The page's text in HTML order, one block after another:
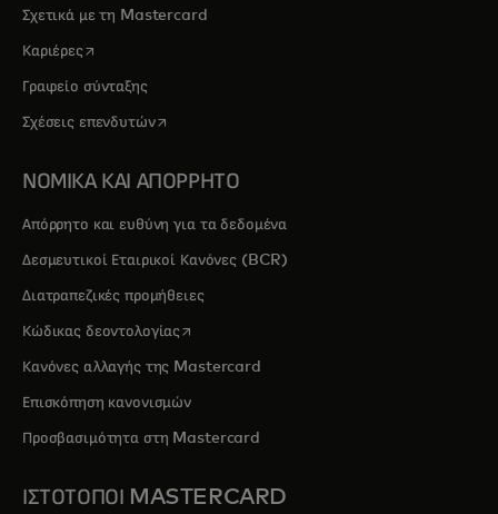
Σχετικά με τη Mastercard
Καριέρεςopens in a new tab
Γραφείο σύνταξης
Σχέσεις επενδυτώνopens in a new tab
ΝΟΜΙΚΑ ΚΑΙ ΑΠΟΡΡΗΤΟ
Απόρρητο και ευθύνη για τα δεδομένα
Δεσμευτικοί Εταιρικοί Κανόνες (BCR)
Διατραπεζικές προμήθειες
Κώδικας δεοντολογίαςopens in a new tab
Κανόνες αλλαγής της Mastercard
Επισκόπηση κανονισμών
Προσβασιμότητα στη Mastercard
ΙΣΤΟΤΟΠΟΙ MASTERCARD